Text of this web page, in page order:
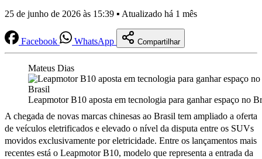
25 de junho de 2026 às 15:39 ▪ Atualizado há 1 mês
Facebook WhatsApp Compartilhar
Mateus Dias
Leapmotor B10 aposta em tecnologia para ganhar espaço no
A chegada de novas marcas chinesas ao Brasil tem ampliado a oferta
de veículos eletrificados e elevado o nível da disputa entre os SUVs
movidos exclusivamente por eletricidade. Entre os lançamentos mais
recentes está o Leapmotor B10, modelo que representa a entrada da